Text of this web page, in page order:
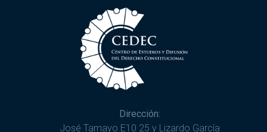
Dirección:
José Tamayo E10 25 y Lizardo García